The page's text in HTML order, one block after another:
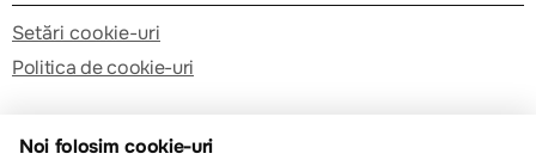
Setări cookie-uri
Politica de cookie-uri
Noi folosim cookie-uri